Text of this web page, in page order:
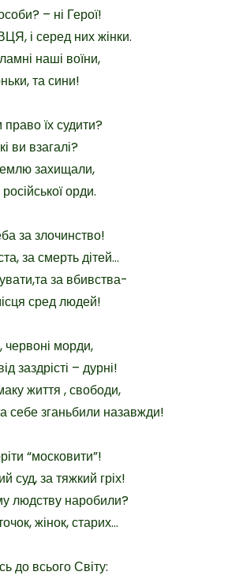
– ні Герої!
і серед них жінки.
наші воїни,
та сини!
їх судити?
ви взагалі?
захищали,
орди.
за злочинство!
за смерть дітей…
за вбивства-
сред людей!
червоні морди,
заздрісті – дурні!
життя , свободи,
себе зганьбили назавжди!
“московити”!
суд, за тяжкий гріх!
людству наробили?
жінок, старих…
до всього Світу: